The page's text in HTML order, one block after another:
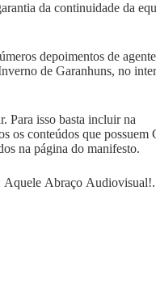
da continuidade da
depoimentos de
de Garanhuns, no
Para isso basta incluir na
os conteúdos que possuem
na página do manifesto.
Aquele Abraço Audiovisual!.